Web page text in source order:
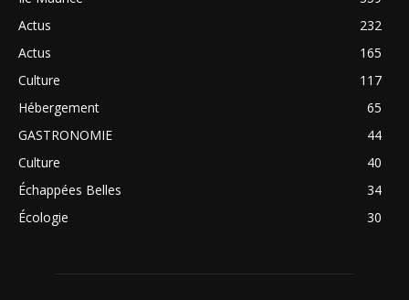
Actus
232
Actus
165
Culture
117
Hébergement
65
GASTRONOMIE
44
Culture
40
Échappées Belles
34
Écologie
30